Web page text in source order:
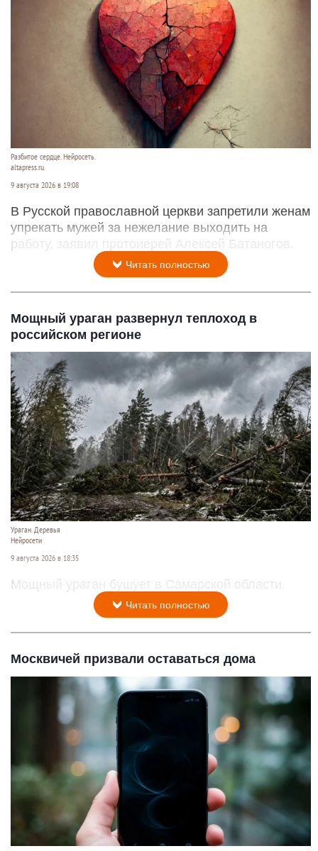
Разбитое сердце. Нейросеть.
altapress.ru.
9 августа 2026 в 19:08
В Русской православной церкви запретили женам
упрекать мужей за нежелание выходить на
работу, заявил протоиерей Алексей Батаногов.
Читать полностью
Мощный ураган развернул теплоход в
российском регионе
Ураган. Деревья
Нейросети
9 августа 2026 в 18:35
Мощный ураган бушует в Самарской области.
Читать полностью
Москвичей призвали оставаться дома